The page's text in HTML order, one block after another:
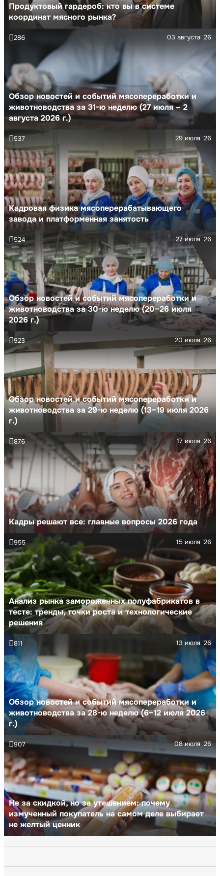
Продуктовый гардероб: кто вы в системе
координат мясного рынка?
Обзор новостей и событий мясопереработки и
животноводства за 31-ю неделю (27 июля – 2
августа 2026 г.)
03 августа '26
286
Кадровая физика мясоперерабатывающего
завода и платформенная занятость
29 июля '26
537
Обзор новостей и событий мясопереработки и
животноводства за 30-ю неделю (20–26 июля
2026 г.)
27 июля '26
524
Обзор новостей и событий мясопереработки и
животноводства за 29-ю неделю (13–19 июля 2026
г.)
20 июля '26
923
Кадры решают все: главные вопросы 2026 года
17 июля '26
876
Анализ рынка замороженных полуфабрикатов в
тесте: тренды, точки роста и технологические
решения
15 июля '26
955
Обзор новостей и событий мясопереработки и
животноводства за 28-ю неделю (6–12 июля 2026
г.)
13 июля '26
811
Не за скидкой, но за утешением: почему
измученный покупатель на самом деле выбирает
не желтый ценник
08 июля '26
907